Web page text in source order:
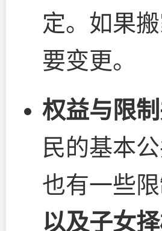
定。如果
要变更。
权益与限
民的基本
也有一些
以及子女